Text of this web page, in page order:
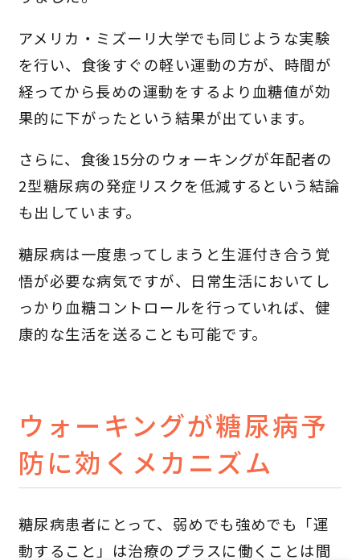
アメリカ・ミズーリ大学でも同じような実験
を行い、食後すぐの軽い運動の方が、時間が
経ってから長めの運動をするより血糖値が効
果的に下がったという結果が出ています。
さらに、食後15分のウォーキングが年配者の
2型糖尿病の発症リスクを低減するという結論
も出しています。
糖尿病は一度患ってしまうと生涯付き合う覚
悟が必要な病気ですが、日常生活においてし
っかり血糖コントロールを行っていれば、健
康的な生活を送ることも可能です。
ウォーキングが糖尿病予
防に効くメカニズム
糖尿病患者にとって、弱めでも強めでも「運
動すること」は治療のプラスに働くことは間